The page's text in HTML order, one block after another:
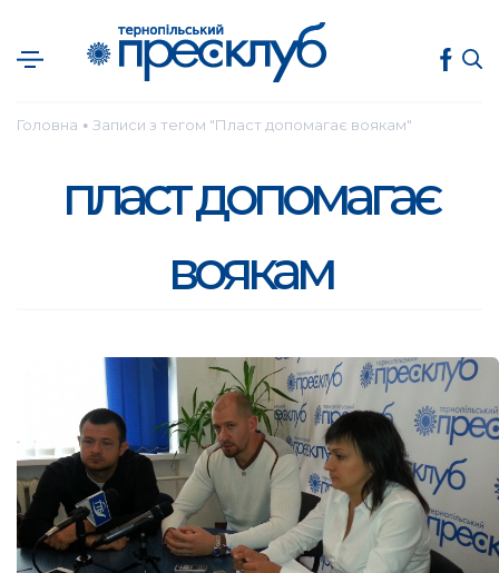
Головна ● Записи з тегом "Пласт допомагає воякам"
пласт допомагає
воякам